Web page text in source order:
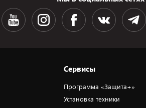
Сервисы
Программа «Защита+»
Установка техники